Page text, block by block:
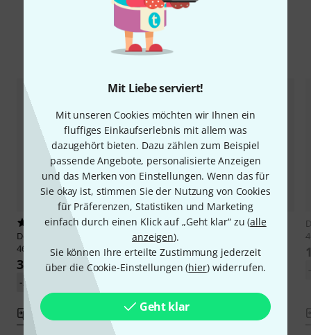
Mit Liebe serviert!
Mit unseren Cookies möchten wir Ihnen ein
fluffiges Einkaufserlebnis mit allem was
dazugehört bieten. Dazu zählen zum Beispiel
passende Angebote, personalisierte Anzeigen
und das Merken von Einstellungen. Wenn das für
Sie okay ist, stimmen Sie der Nutzung von Cookies
für Präferenzen, Statistiken und Marketing
einfach durch einen Klick auf „Geht klar“ zu (alle
anzeigen).
Sie können Ihre erteilte Zustimmung jederzeit
über die Cookie-Einstellungen (hier) widerrufen.
Geht klar
Alternativen vergleichen
1
Despiau
No.10 Viola Bridge
46mm A
35 €
UVP: 45,50 €
-23%
Vergleichen
1
Despiau
46mm
4,60 €
Vergleichen